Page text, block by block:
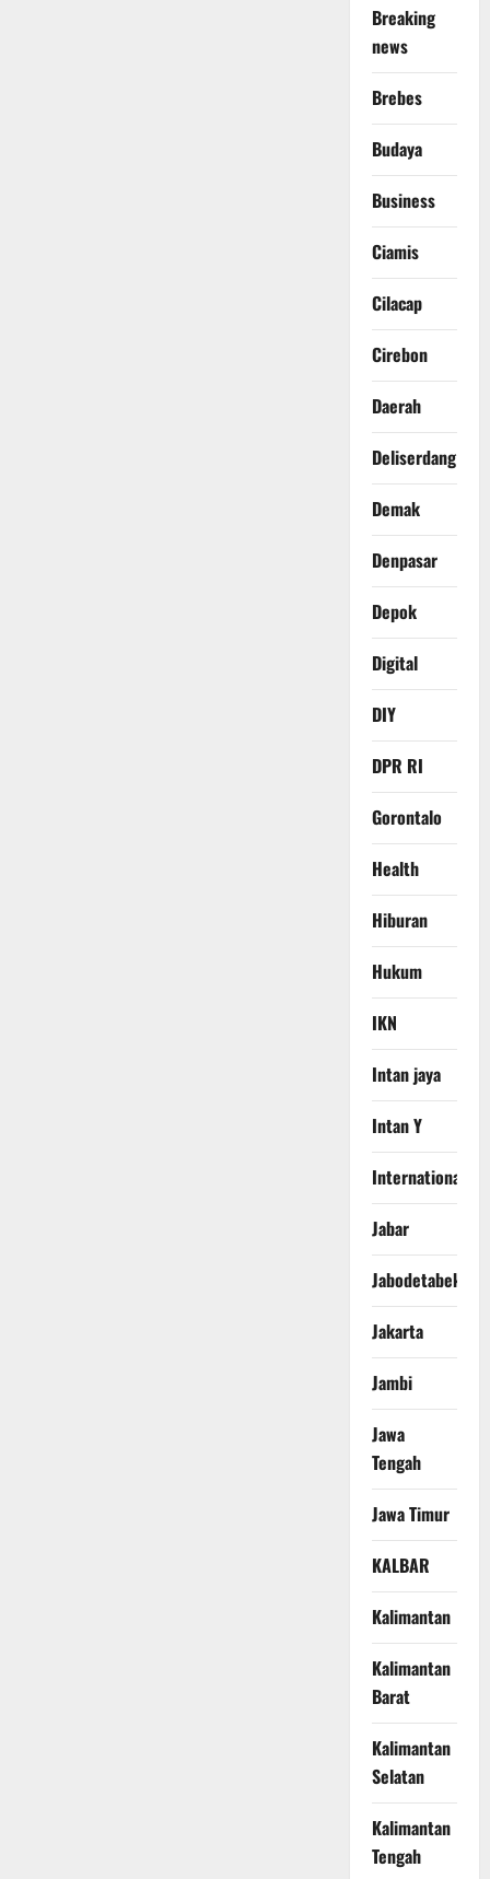
Breaking
news
Brebes
Budaya
Business
Ciamis
Cilacap
Cirebon
Daerah
Deliserdang
Demak
Denpasar
Depok
Digital
DIY
DPR RI
Gorontalo
Health
Hiburan
Hukum
IKN
Intan jaya
Intan Y
International
Jabar
Jabodetabek
Jakarta
Jambi
Jawa
Tengah
Jawa Timur
KALBAR
Kalimantan
Kalimantan
Barat
Kalimantan
Selatan
Kalimantan
Tengah